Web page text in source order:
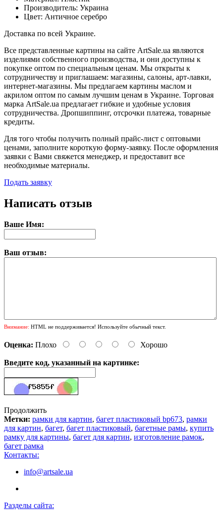
Производитель: Украина
Цвет: Античное серебро
Доставка по всей Украине.
Все представленные картины на сайте ArtSale.ua являются
изделиями собственного производства, и они доступны к
покупке оптом по специальным ценам. Мы открыты к
сотрудничеству и приглашаем: магазины, салоны, арт-лавки,
интернет-магазины. Мы предлагаем картины маслом и
акрилом оптом по самым лучшим ценам в Украине. Торговая
марка ArtSale.ua предлагает гибкие и удобные условия
сотрудничества. Дропшиппинг, отсрочки платежа, товарные
кредиты.
Для того чтобы получить полный прайс-лист с оптовыми
ценами, заполните короткую форму-заявку. После оформления
заявки с Вами свяжется менеджер, и предоставит все
необходимые материалы.
Подать заявку
Написать отзыв
Ваше Имя:
Ваш отзыв:
Внимание: HTML не поддерживается! Используйте обычный текст.
Оценка: Плохо Хорошо
Введите код, указанный на картинке:
Продолжить
Метки: рамки для картин, багет пластиковый bp673, рамки
для картин, багет, багет пластиковый, багетные рамы, купить
рамку для картины, багет для картин, изготовление рамок,
багет рамка
Контакты:
info@artsale.ua
Разделы сайта: